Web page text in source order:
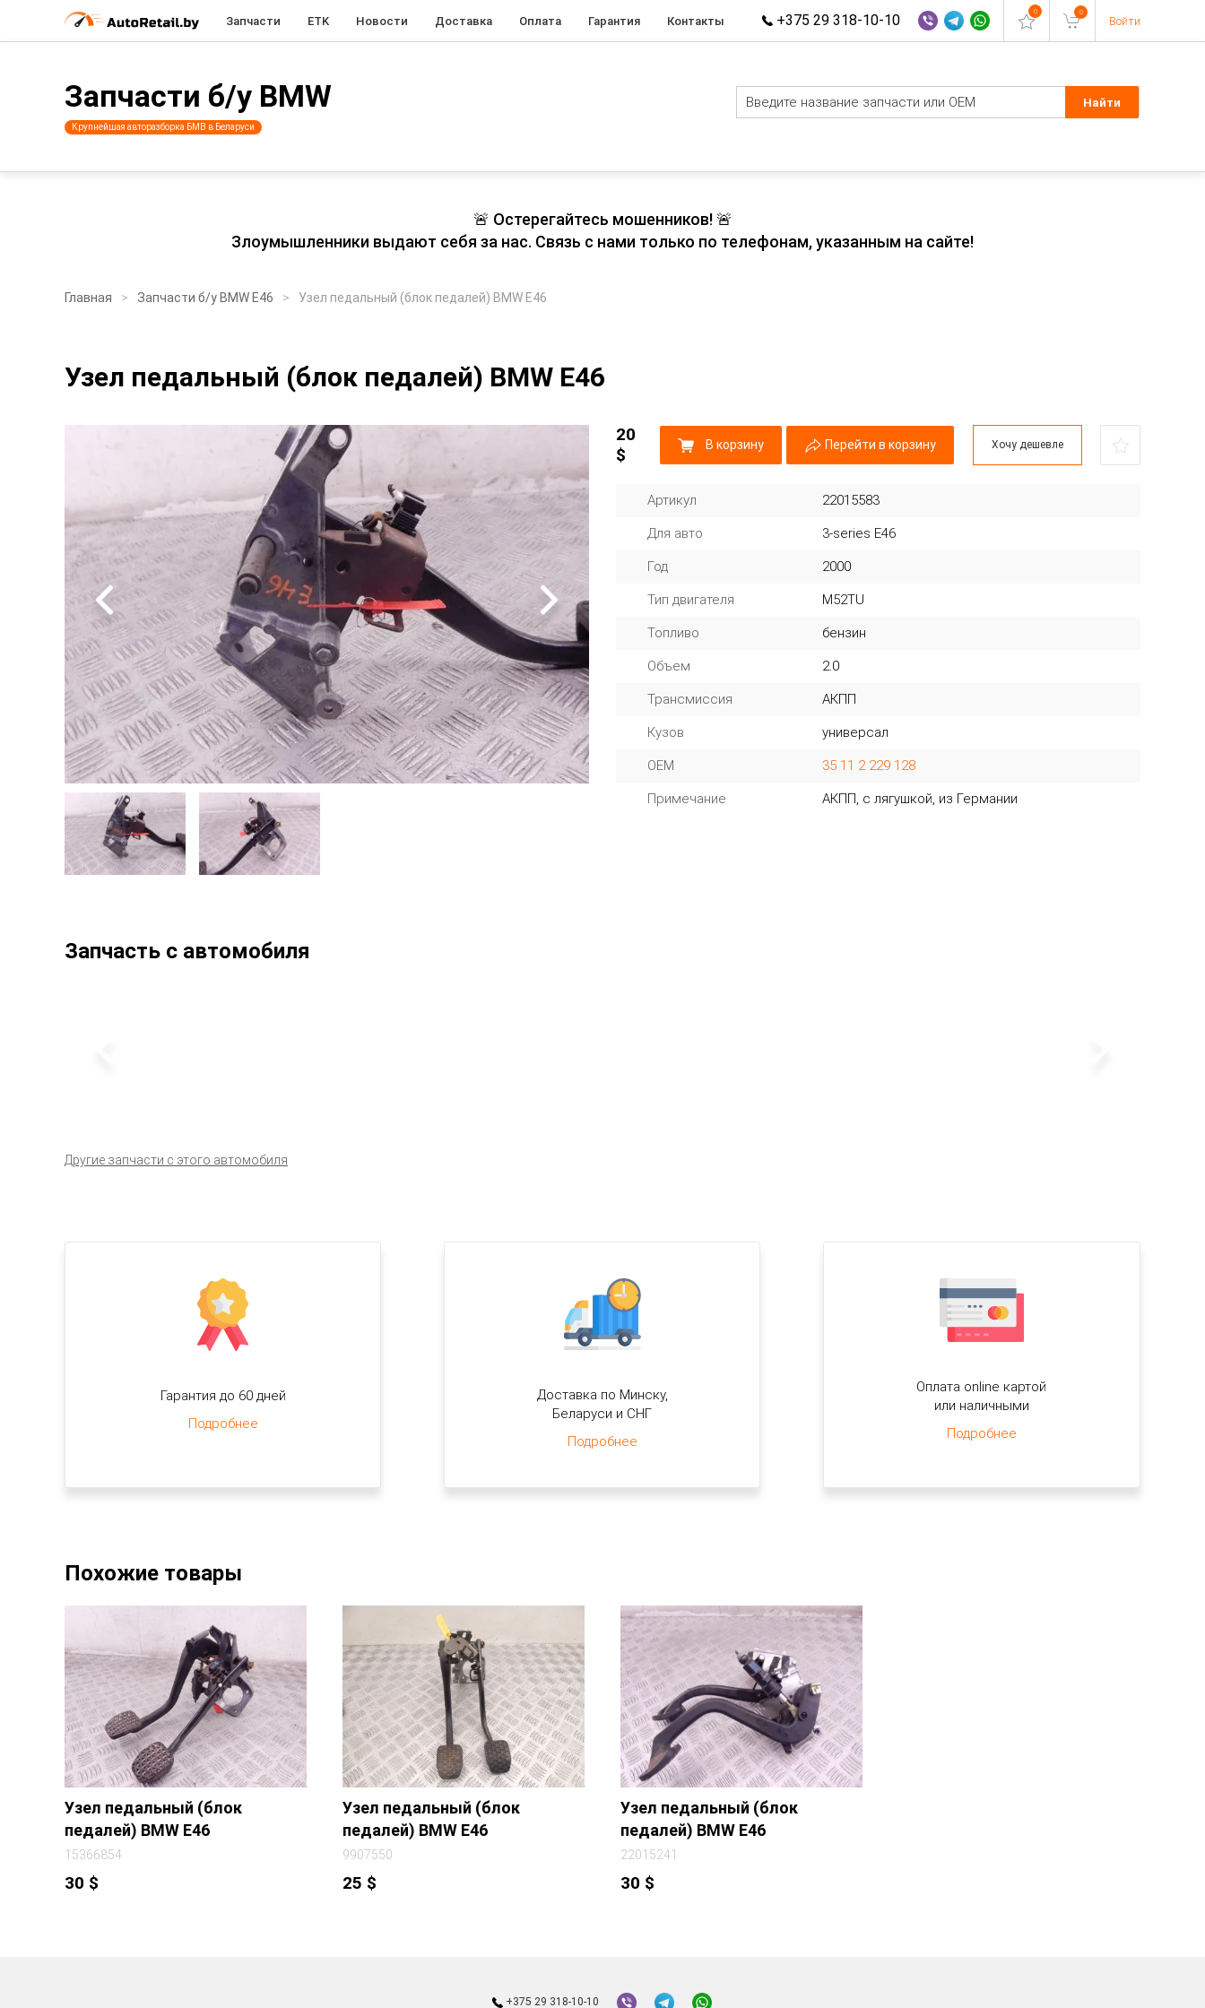
Запчасти ETK Новости Доставка Оплата Гарантия Контакты +375 29 318-10-10 0 0
Войти
Запчасти б/у BMW
Крупнейшая авторазборка БМВ в Беларуси
🚨 Остерегайтесь мошенников! 🚨
Злоумышленники выдают себя за нас. Связь с нами только по телефонам, указанным на сайте!
Главная Запчасти б/у BMW E46 Узел педальный (блок педалей) BMW E46
Узел педальный (блок педалей) BMW E46
20
$
В корзину Перейти в корзину Хочу дешевле
Артикул 22015583
Для авто 3-series E46
Год 2000
Тип двигателя M52TU
Топливо бензин
Объем 2.0
Трансмиссия АКПП
Кузов универсал
OEM 35 11 2 229 128
Примечание АКПП, с лягушкой, из Германии
Запчасть с автомобиля
Другие запчасти с этого автомобиля
Гарантия до 60 дней
Подробнее
Доставка по Минску,
Беларуси и СНГ
Подробнее
Оплата online картой
или наличными
Подробнее
Похожие товары
Узел педальный (блок
педалей) BMW E46
15366854
30 $
Узел педальный (блок
педалей) BMW E46
9907550
25 $
Узел педальный (блок
педалей) BMW E46
22015241
30 $
+375 29 318-10-10